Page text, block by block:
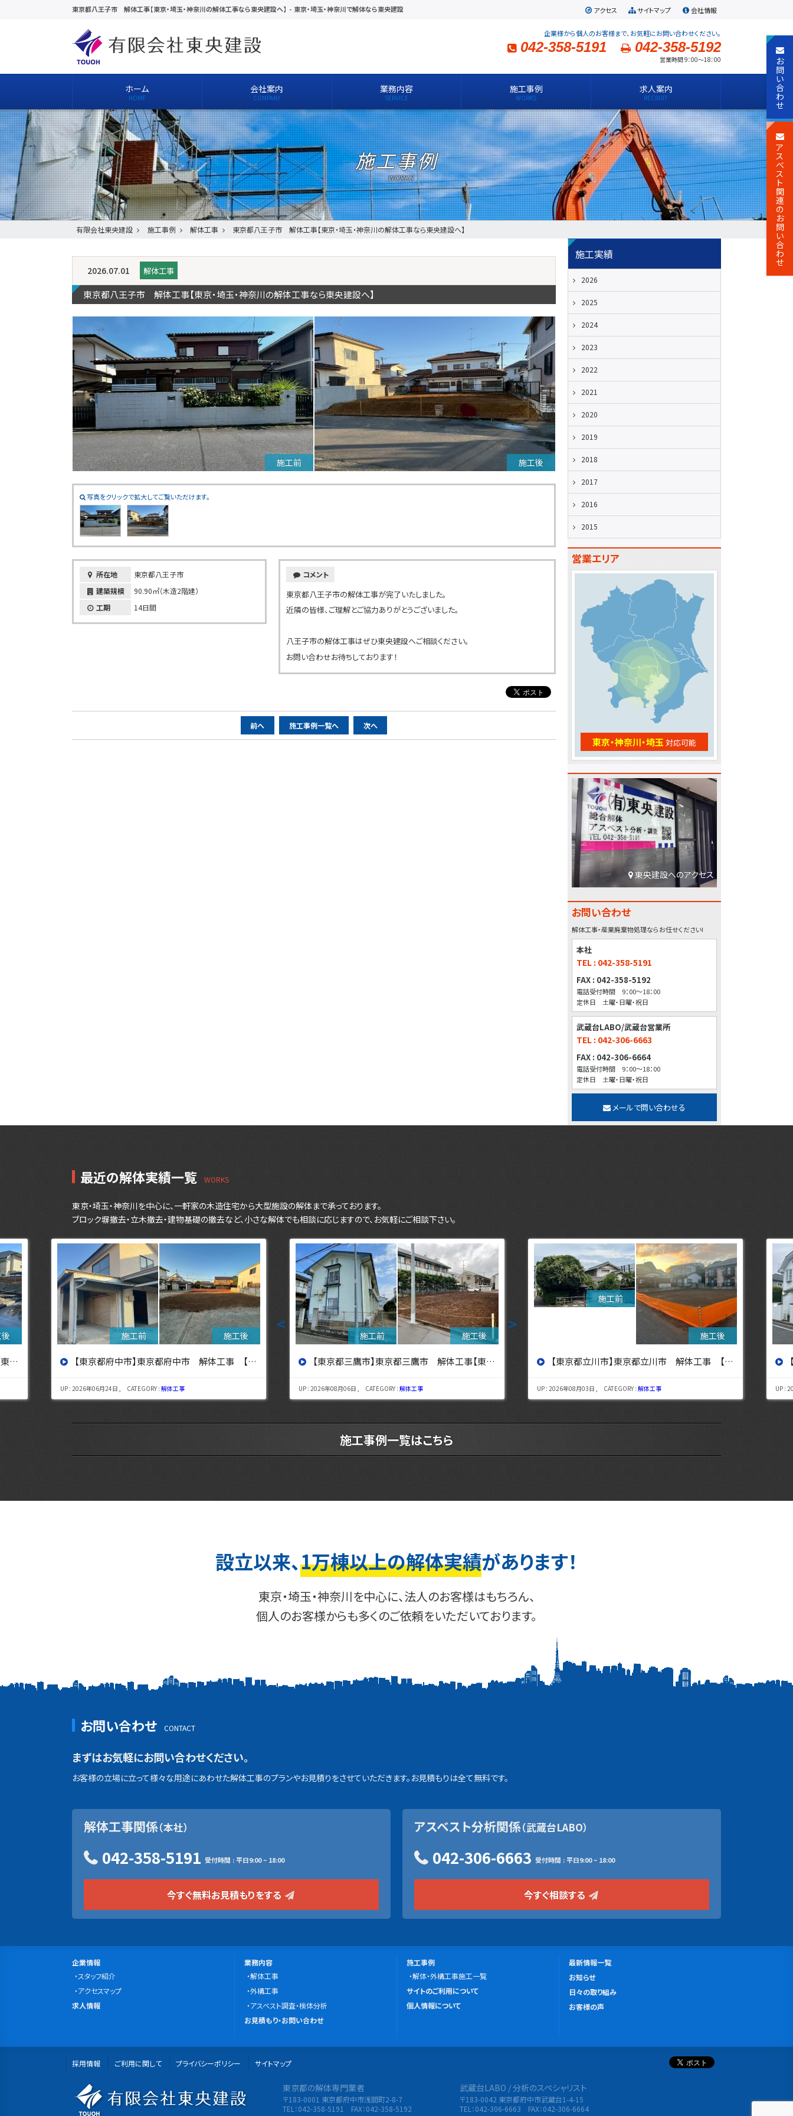
東京都八王子市 解体工事【東京・埼玉・神奈川の解体工事なら東央建設へ】 - 東京・埼玉・神奈川で解体なら東央建設 アクセス サイトマップ 会社情報
企業様から個人のお客様まで、お気軽にお問い合わせください。
042-358-5191 042-358-5192
営業時間 9：00～18：00
ホーム 会社案内 業務内容 施工事例 求人案内
施工事例
有限会社東央建設 施工事例 解体工事 東京都八王子市 解体工事【東京・埼玉・神奈川の解体工事なら東央建設へ】
2026.07.01 解体工事
東京都八王子市 解体工事【東京・埼玉・神奈川の解体工事なら東央建設へ】
施工前 施工後
写真をクリックで拡大してご覧いただけます。
所在地
東京都八王子市
建築規模
90.90㎡（木造2階建）
工期
14日間
コメント
東京都八王子市の解体工事が完了いたしました。
近隣の皆様、ご理解とご協力ありがとうございました。
八王子市の解体工事はぜひ東央建設へご相談ください。
お問い合わせお待ちしております！
ー
前へ 施工事例一覧へ 次へ
施工実績
2026
2025
2024
2023
2022
2021
2020
2019
2018
2017
2016
2015
営業エリア
東京・神奈川・埼玉 対応可能
東央建設へのアクセス
お問い合わせ
解体工事・産業廃棄物処理ならお任せください!
本社
TEL : 042-358-5191
FAX : 042-358-5192
電話受付時間 9：00～18：00
定休日 土曜・日曜・祝日
武蔵台LABO/武蔵台営業所
TEL : 042-306-6663
FAX : 042-306-6664
電話受付時間 9：00～18：00
定休日 土曜・日曜・祝日
メールで問い合わせる
最近の解体実績一覧
東京・埼玉・神奈川を中心に、一軒家の木造住宅から大型施設の解体まで承っております。
ブロック塀撤去・立木撤去・建物基礎の撤去など、小さな解体でも相談に応じますので、お気軽にご相談下さい。
＜
府中市 解体工事 【東京・埼玉・神奈川の解体工事なら東央建設へ】
解体工事
【東京都三鷹市】東京都三鷹市 解体工事【東京・埼玉・神奈川の解体工事なら東央建設へ】
UP : 2026年08月06日 , CATEGORY : 解体工事
【東京都立川市】東京都立川市 解体工事 【東京・埼玉・神奈川の解体工事なら東央建設へ】
UP : 2026年08月03日 , CATEGORY : 解体工事
【東京都杉並区】東京都杉並区 解体工事【東京・埼玉・神
UP : 2026年07月29日 , CATEGORY : 解体工事
＞
施工事例一覧はこちら
設立以来、1万棟以上の解体実績があります！
東京・埼玉・神奈川を中心に、法人のお客様はもちろん、
個人のお客様からも多くのご依頼をいただいております。
お問い合わせ
まずはお気軽にお問い合わせください。
お客様の立場に立って様々な用途にあわせた解体工事のプランやお見積りをさせていただきます。お見積もりは全て無料です。
解体工事関係（本社）
042-358-5191 受付時間 : 平日9:00 ~ 18:00
今すぐ無料お見積もりをする
アスベスト分析関係（武蔵台LABO）
042-306-6663 受付時間 : 平日9:00 ~ 18:00
今すぐ相談する
サ
イ
ト
会
社
案
内
企業情報
スタッフ紹介
アクセスマップ
求
報
求人情報
事
業
内
容
業務内容
解体工事
外構工事
アスベスト調査・検体分析
無
お
も
り・
お見積もり・お問い合わせ
施
工
事
例
施工事例
解体・外構工事施工一覧
こ
の
ト
て
サイトのご利用について
個人情報について
更
新
情
報
最新情報一覧
お知らせ
日々の取り組み
お客様の声
採用情報 ご利用に関して プライバシーポリシー サイトマップ
有限会社 東央建設
東京都の解体専門業者
〒183-0001 東京都府中市浅間町2-8-7
TEL：042-358-5191 FAX：042-358-5192
武蔵台LABO / 分析のスペシャリスト
〒183-0042 東京都府中市武蔵台1-4-15
TEL：042-306-6663 FAX：042-306-6664
お
問
い
合
わ
せ
ア
ス
ベ
ス
ト
関
連
の
お
問
い
合
わ
せ